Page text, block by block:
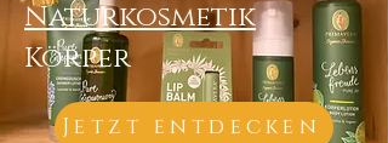
Naturkosmetik
Körper
Jetzt entdecken